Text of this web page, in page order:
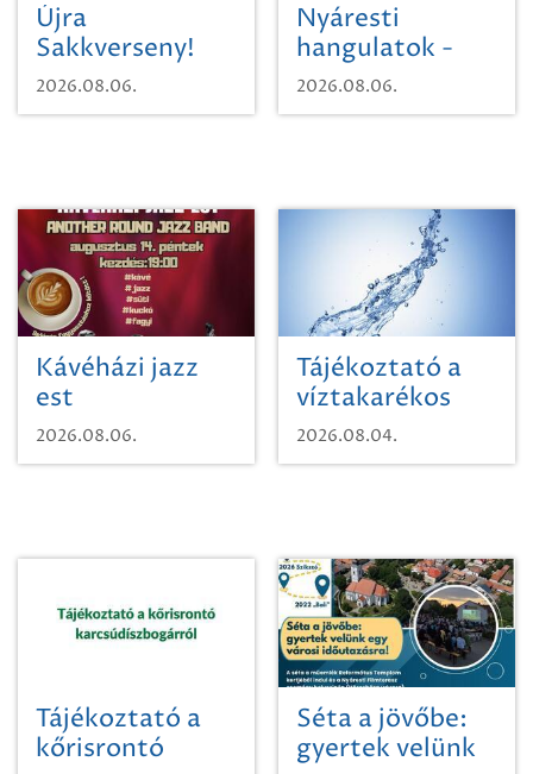
Újra
Sakkverseny!
2026.08.06.
Nyáresti
hangulatok -
Mágnás Miska
2026.08.06.
Kávéházi jazz
est
2026.08.06.
Tájékoztató a
víztakarékos
vízhasználatról
2026.08.04.
Tájékoztató a
kőrisrontó
Séta a jövőbe:
gyertek velünk